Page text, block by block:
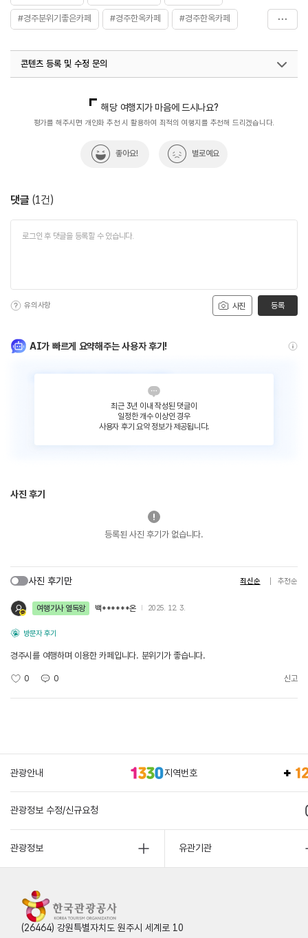
#경주분위기좋은카페 #경주한옥카페 #경주한옥카페
콘텐츠 등록 및 수정 문의
해당 여행지가 마음에 드시나요?
평가를 해주시면 개인화 추천 시 활용하여 최적의 여행지를 추천해 드리겠습니다.
좋아요! 별로예요
댓글 (1건)
사진
유의사항 등록
AI가 빠르게 요약해주는 사용자 후기!
최근 3년 이내 작성된 댓글이
일정한 개수 이상인 경우
사용자 후기 요약 정보가 제공됩니다.
사진 후기
등록된 사진 후기가 없습니다.
사진 후기만 최신순 추천순
여행기사 열독왕 백******온 2025. 12. 3.
방문자 후기
경주시를 여행하며 이용한 카페입니다. 분위기가 좋습니다.
0 0 신고
관광안내 지역번호
관광정보 수정/신규요청
관광정보 유관기관
(26464) 강원특별자치도 원주시 세계로 10